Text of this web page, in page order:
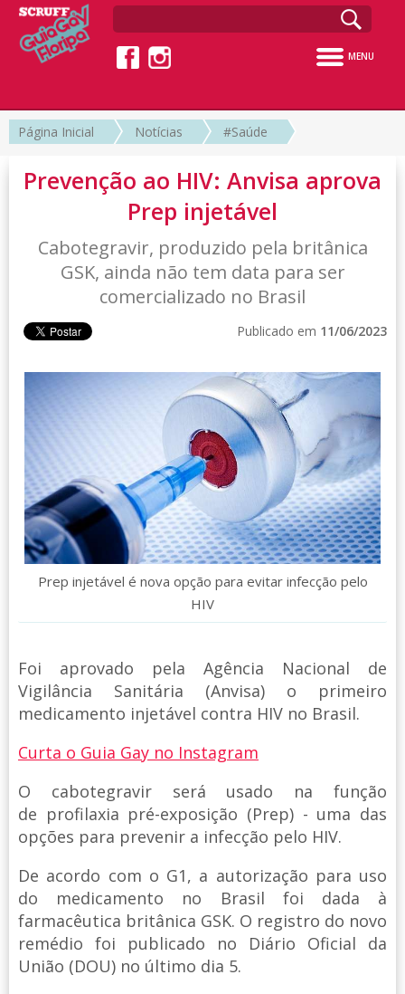
MENU
Página Inicial Notícias #Saúde
Prevenção ao HIV: Anvisa aprova
Prep injetável
Cabotegravir, produzido pela britânica
GSK, ainda não tem data para ser
comercializado no Brasil
Publicado em 11/06/2023
Prep injetável é nova opção para evitar infecção pelo
HIV
Foi aprovado pela Agência Nacional de
Vigilância Sanitária (Anvisa) o primeiro
medicamento injetável contra HIV no Brasil.
Curta o Guia Gay no Instagram
O cabotegravir será usado na função
de profilaxia pré-exposição (Prep) - uma das
opções para prevenir a infecção pelo HIV.
De acordo com o G1, a autorização para uso
do medicamento no Brasil foi dada à
farmacêutica britânica GSK. O registro do novo
remédio foi publicado no Diário Oficial da
União (DOU) no último dia 5.